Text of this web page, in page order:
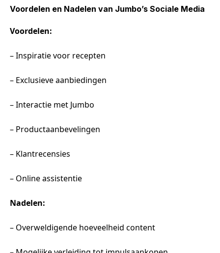
Voordelen en Nadelen van Jumbo’s Sociale Media
Voordelen:
– Inspiratie voor recepten
– Exclusieve aanbiedingen
– Interactie met Jumbo
– Productaanbevelingen
– Klantrecensies
– Online assistentie
Nadelen:
– Overweldigende hoeveelheid content